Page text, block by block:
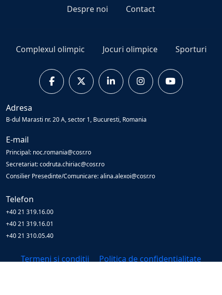
Despre noi Contact
Complexul olimpic Jocuri olimpice Sporturi
Adresa
B-dul Marasti nr. 20 A, sector 1, Bucuresti, Romania
E-mail
Principal: noc.romania@cosr.ro
Secretariat: codruta.chiriac@cosr.ro
Consilier Presedinte/Comunicare: alina.alexoi@cosr.ro
Telefon
+40 21 319.16.00
+40 21 319.16.01
+40 21 310.05.40
Termeni și condiții
Politica de confidențialitate